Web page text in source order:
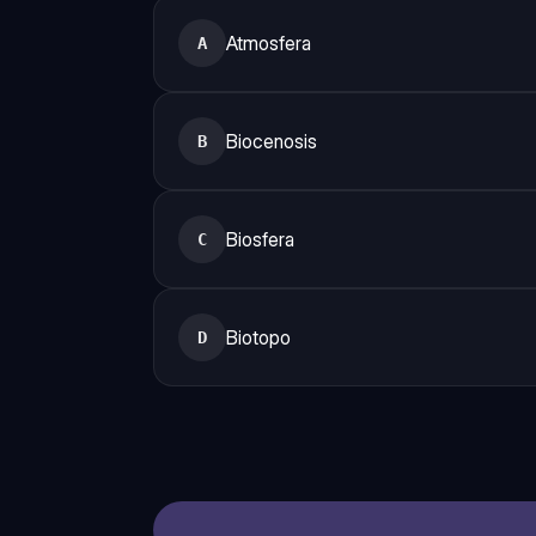
A Atmosfera
B Biocenosis
C Biosfera
D Biotopo